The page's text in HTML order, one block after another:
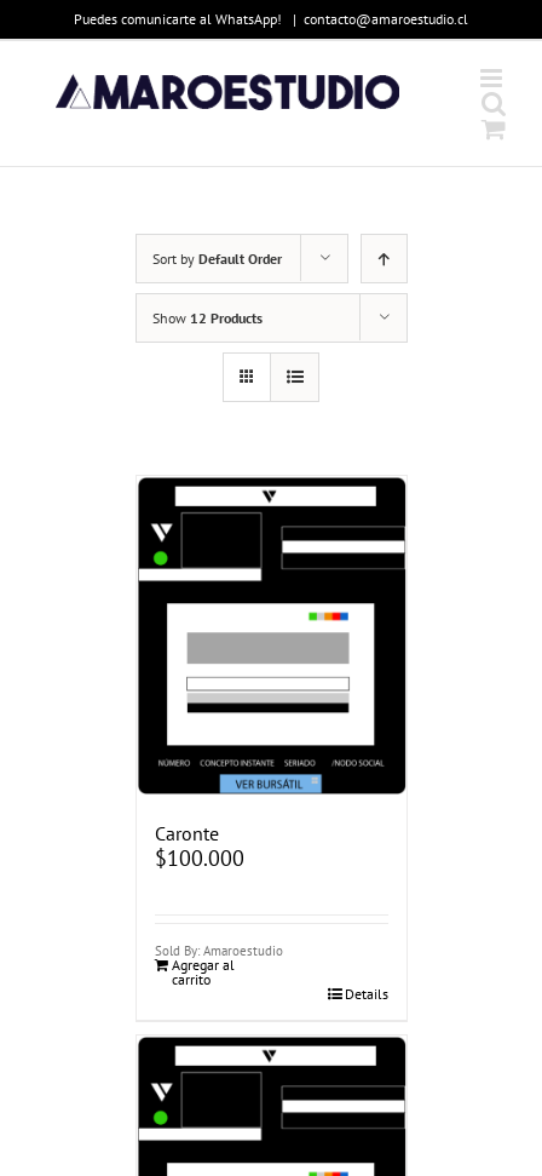
content
Puedes comunicarte al WhatsApp! | contacto@amaroestudio.cl
Sort by Default Order
Show 12 Products
Caronte
$100.000
Sold By: Amaroestudio
Agregar al
carrito
Details